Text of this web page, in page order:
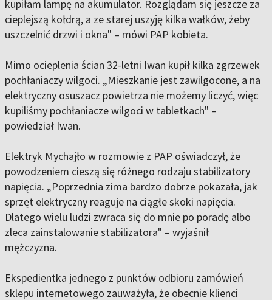
kupiłam lampę na akumulator. Rozglądam się jeszcze za
cieplejszą kołdrą, a ze starej uszyję kilka wałków, żeby
uszczelnić drzwi i okna" – mówi PAP kobieta.
Mimo ocieplenia ścian 32-letni Iwan kupił kilka zgrzewek
pochłaniaczy wilgoci. „Mieszkanie jest zawilgocone, a na
elektryczny osuszacz powietrza nie możemy liczyć, więc
kupiliśmy pochłaniacze wilgoci w tabletkach" –
powiedział Iwan.
Elektryk Mychajło w rozmowie z PAP oświadczył, że
powodzeniem cieszą się różnego rodzaju stabilizatory
napięcia. „Poprzednia zima bardzo dobrze pokazała, jak
sprzęt elektryczny reaguje na ciągłe skoki napięcia.
Dlatego wielu ludzi zwraca się do mnie po poradę albo
zleca zainstalowanie stabilizatora" – wyjaśnił
mężczyzna.
Ekspedientka jednego z punktów odbioru zamówień
sklepu internetowego zauważyła, że obecnie klienci